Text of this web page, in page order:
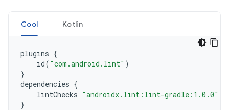
Cool Kotlin
plugins {
id( "com.android.lint" )
}
dependencies {
lintChecks "androidx.lint:lint-gradle:1.0.0"
}